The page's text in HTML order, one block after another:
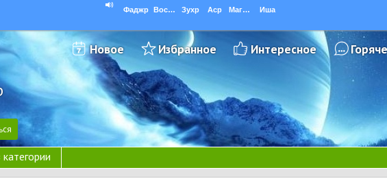
Фаджр Восход Зухр Аср Магриб Иша
Новое Избранное Интересное
категории